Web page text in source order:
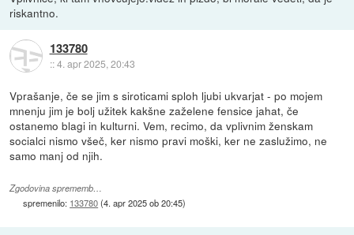
riskantno.
133780
::4. apr 2025, 20:43
Vprašanje, če se jim s siroticami sploh ljubi ukvarjat - po mojem
mnenju jim je bolj užitek kakšne zaželene fensice jahat, če
ostanemo blagi in kulturni. Vem, recimo, da vplivnim ženskam
socialci nismo všeč, ker nismo pravi moški, ker ne zaslužimo, ne
samo manj od njih.
Zgodovina sprememb…
spremenilo: 133780(4. apr 2025 ob 20:45)